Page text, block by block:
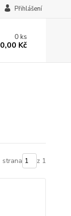
Přihlášení
0ks
0,00 Kč
strana z 1